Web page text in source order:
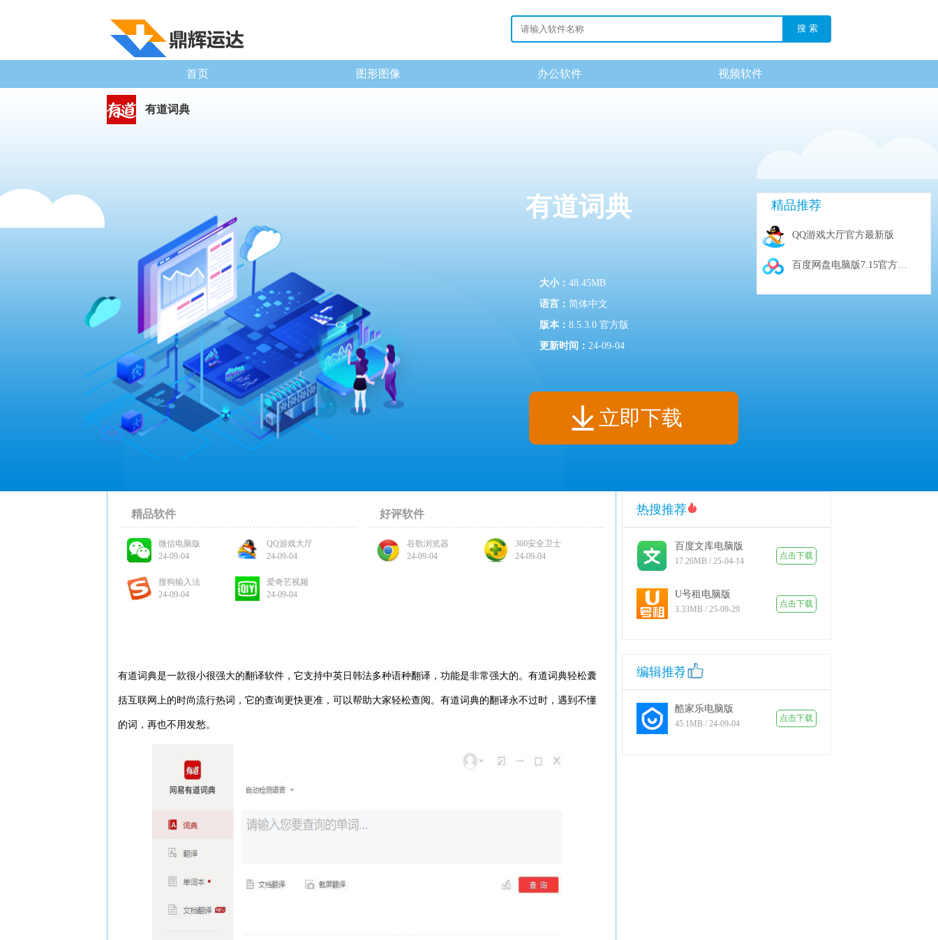
搜 索
首页 图形图像 办公软件 视频软件
有道词典
有道词典
大小： 48.45MB
语言： 简体中文
版本： 8.5.3.0 官方版
更新时间： 24-09-04
立即下载
精品推荐
QQ游戏大厅官方最新版
百度网盘电脑版7.15官方电脑版
精品软件
微信电脑版
24-09-04
QQ游戏大厅
24-09-04
搜狗输入法
24-09-04
爱奇艺视频
24-09-04
好评软件
谷歌浏览器
24-09-04
360安全卫士
24-09-04
有道词典是一款很小很强大的翻译软件，它支持中英日韩法多种语种翻译，功能是非常强大的。有道词典轻松囊
括互联网上的时尚流行热词，它的查询更快更准，可以帮助大家轻松查阅。有道词典的翻译永不过时，遇到不懂
的词，再也不用发愁。
热搜推荐
百度文库电脑版
17.26MB / 25-04-14
点击下载
U号租电脑版
3.33MB / 25-09-29
点击下载
编辑推荐
酷家乐电脑版
45.1MB / 24-09-04
点击下载